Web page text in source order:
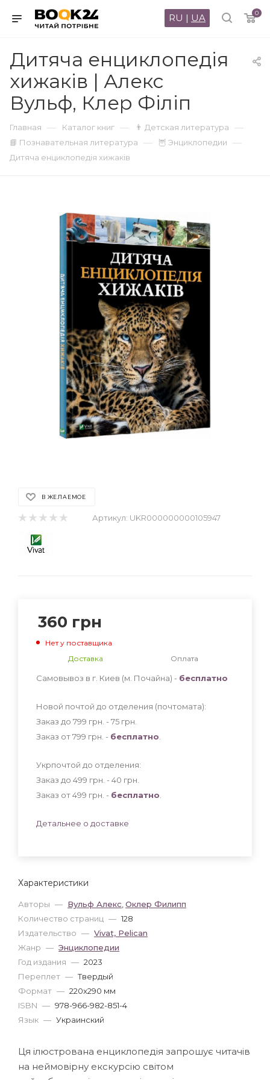
0
RU | UA
Дитяча енциклопедія
хижаків | Алекс
Вульф, Клер Філіп
Главная — Каталог книг — 👨 Детская литература —
📘 Познавательная литература — 🦉 Энциклопедии —
Дитяча енциклопедія хижаків
В ЖЕЛАЕМОЕ
Артикул: UKR000000000105947
Характеристики
Авторы — Вульф Алекс Оклер Филипп
Количество страниц — 128
Издательство — Vivat, Pelican
Жанр — Энциклопедии
Год издания — 2023
Переплет — Твердый
Формат — 220x290 мм
ISBN — 978-966-982-851-4
Язык — Украинский
360 грн
Нет у поставщика
Доставка
Оплата
Самовывоз в г. Киев (м. Почайна) - бесплатно
Новой почтой до отделения (почтомата):
Заказ до 799 грн. - 75 грн
Заказ от 799 грн. - бесплатно
Укрпочтой до отделения:
Заказ до 499 грн. - 40 грн
Заказ от 499 грн. - бесплатно
Детальнее о доставке
Ця ілюстрована енциклопедія запрошує читачів
на неймовірну екскурсію світом